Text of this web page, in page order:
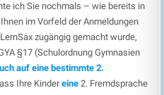
ich Sie nochmals – wie bereits in
im Vorfeld der Anmeldungen
zugängig gemacht wurde,
§17 (Schulordnung Gymnasien
auf eine bestimmte 2.
Ihre Kindereine 2. Fremdsprache